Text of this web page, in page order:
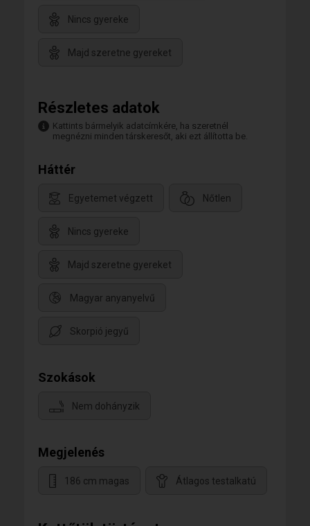
Nincs gyereke
Majd szeretne gyereket
Részletes adatok
Kattints bármelyik adatcímkére, ha szeretnél
megnézni minden társkeresőt, aki ezt állította be.
Háttér
Egyetemet végzett Nőtlen
Nincs gyereke
Majd szeretne gyereket
Magyar anyanyelvű
Skorpió jegyű
Szokások
Nem dohányzik
Megjelenés
186 cm magas Átlagos testalkatú